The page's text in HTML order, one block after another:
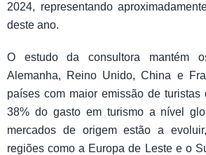
2024, representando
deste ano.
O estudo da consultora mantém
Alemanha, Reino Unido, China e
países com maior emissão de turistas
38% do gasto em turismo a nível
mercados de origem estão a
regiões como a Europa de Leste e o